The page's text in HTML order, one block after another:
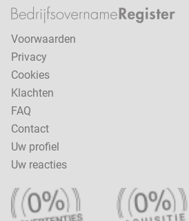
Voorwaarden
Privacy
Cookies
Klachten
FAQ
Contact
Uw profiel
Uw reacties